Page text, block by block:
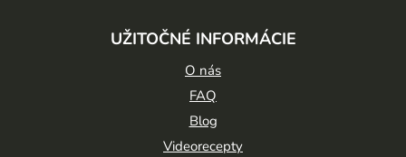
UŽITOČNÉ INFORMÁCIE
O nás
FAQ
Blog
Videorecepty